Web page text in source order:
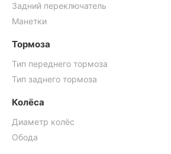
Задний переключатель
Манетки
Тормоза
Тип переднего тормоза
Тип заднего тормоза
Колёса
Диаметр колёс
Обода